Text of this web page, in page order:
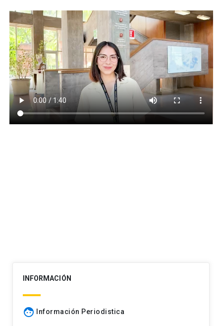
INFORMACIÓN
face Información Periodistica